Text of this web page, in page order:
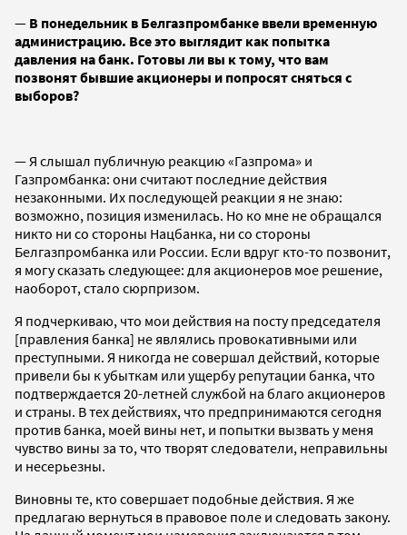
— В понедельник в Белгазпромбанке ввели временную
администрацию. Все это выглядит как попытка
давления на банк. Готовы ли вы к тому, что вам
позвонят бывшие акционеры и попросят сняться с
выборов?
— Я слышал публичную реакцию «Газпрома» и
Газпромбанка: они считают последние действия
незаконными. Их последующей реакции я не знаю:
возможно, позиция изменилась. Но ко мне не обращался
никто ни со стороны Нацбанка, ни со стороны
Белгазпромбанка или России. Если вдруг кто-то позвонит,
я могу сказать следующее: для акционеров мое решение,
наоборот, стало сюрпризом.
Я подчеркиваю, что мои действия на посту председателя
[правления банка] не являлись провокативными или
преступными. Я никогда не совершал действий, которые
привели бы к убыткам или ущербу репутации банка, что
подтверждается 20-летней службой на благо акционеров
и страны. В тех действиях, что предпринимаются сегодня
против банка, моей вины нет, и попытки вызвать у меня
чувство вины за то, что творят следователи, неправильны
и несерьезны.
Виновны те, кто совершает подобные действия. Я же
предлагаю вернуться в правовое поле и следовать закону.